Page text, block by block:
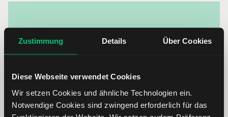
Zustimmung Details Über Cookies
Diese Webseite verwendet Cookies
Wir setzen Cookies und ähnliche Technologien ein.
Notwendige Cookies sind zwingend erforderlich für das